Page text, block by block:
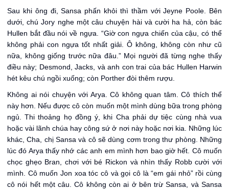
Sau khi ông đi, Sansa phấn khỏi thì thầm với Jeyne Poole. Bên
dưới, chú Jory nghe một câu chuyện hài và cười ha hả, còn bác
Hullen bắt đầu nói về ngựa. “Giờ con ngựa chiến của cậu, có thể
không phải con ngựa tốt nhất giải. Ô không, không còn như cũ
nữa, không giống trước nữa đâu.” Mọi người đã từng nghe thấy
điều này; Desmond, Jacks, và anh con trai của bác Hullen Harwin
hét kêu chú ngồi xuống; còn Porther đòi thêm rượu.
Không ai nói chuyện với Arya. Cô không quan tâm. Cô thích thể
này hơn. Nếu được cô còn muốn một mình dùng bữa trong phòng
ngủ. Thi thoảng họ đồng ý, khi Cha phải dự tiệc cùng nhà vua
hoặc vài lãnh chúa hay công sứ ở nơi này hoặc nơi kia. Những lúc
khác, Cha, chị Sansa và cô sẽ dùng cơm trong thư phòng. Những
lúc đó Arya thấy nhớ các anh em mình hơn bao giờ hết. Cô muốn
chọc ghẹo Bran, chơi với bé Rickon và nhìn thấy Robb cười với
mình. Cô muốn Jon xoa tóc cô và gọi cô là “em gái nhỏ” rồi cùng
cô nói hết một câu. Cô không còn ai ở bên trừ Sansa, và Sansa